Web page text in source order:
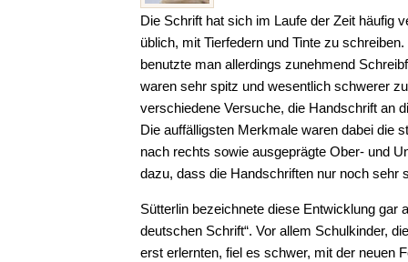
Die Schrift hat sich im Laufe der Zeit häufig
üblich, mit Tierfedern und Tinte zu
benutzte man allerdings zunehmend
waren sehr spitz und wesentlich schwerer
verschiedene Versuche, die Handschrift an
Die auffälligsten Merkmale waren dabei die
nach rechts sowie ausgeprägte Ober- und
dazu, dass die Handschriften nur noch sehr
Sütterlin bezeichnete diese Entwicklung gar
deutschen Schrift“. Vor allem Schulkinder,
erst erlernten, fiel es schwer, mit der neuen